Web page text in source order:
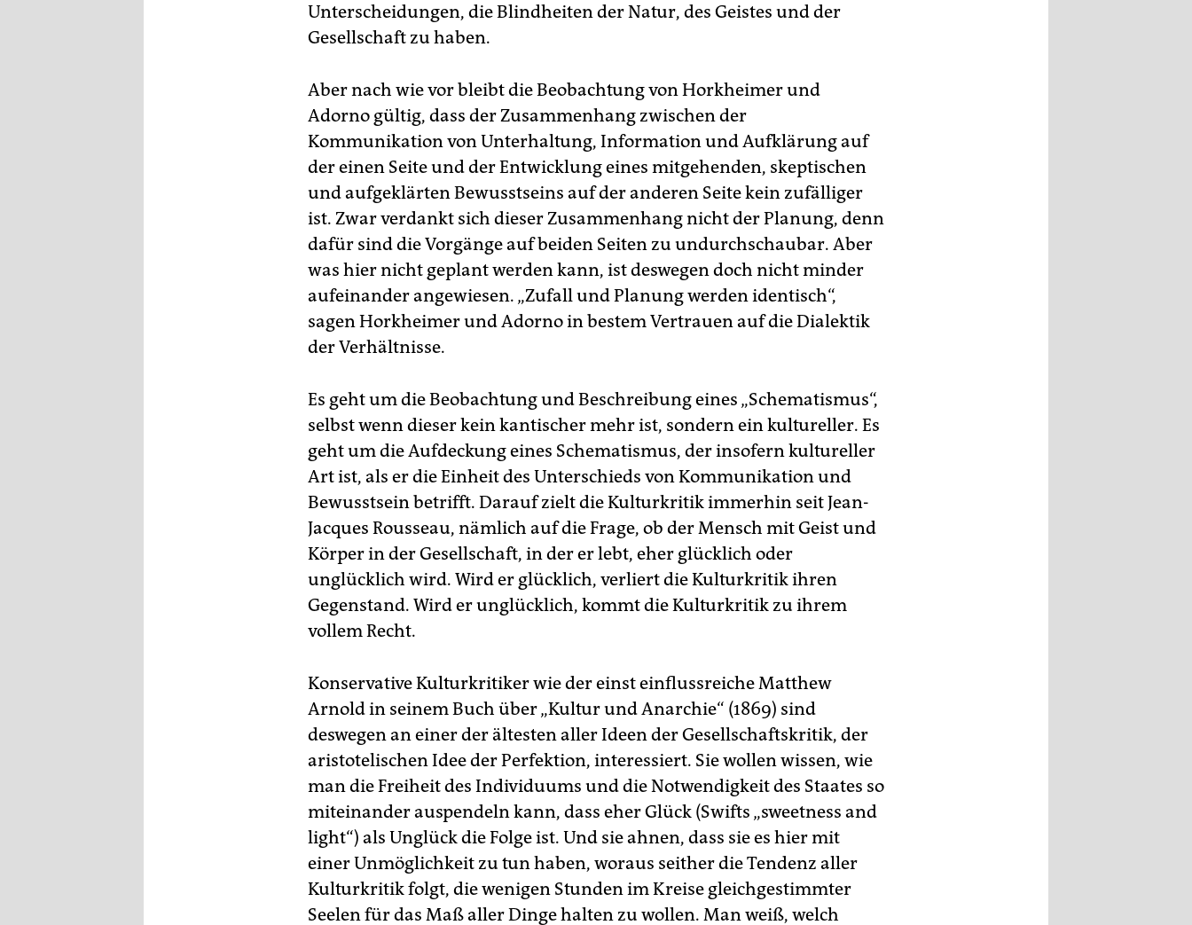
Unterscheidungen, die Blindheiten der Natur, des Geistes und der
Gesellschaft zu haben.
Aber nach wie vor bleibt die Beobachtung von Horkheimer und
Adorno gültig, dass der Zusammenhang zwischen der
Kommunikation von Unterhaltung, Information und Aufklärung auf
der einen Seite und der Entwicklung eines mitgehenden, skeptischen
und aufgeklärten Bewusstseins auf der anderen Seite kein zufälliger
ist. Zwar verdankt sich dieser Zusammenhang nicht der Planung, denn
dafür sind die Vorgänge auf beiden Seiten zu undurchschaubar. Aber
was hier nicht geplant werden kann, ist deswegen doch nicht minder
aufeinander angewiesen. „Zufall und Planung werden identisch“,
sagen Horkheimer und Adorno in bestem Vertrauen auf die Dialektik
der Verhältnisse.
Es geht um die Beobachtung und Beschreibung eines „Schematismus“,
selbst wenn dieser kein kantischer mehr ist, sondern ein kultureller. Es
geht um die Aufdeckung eines Schematismus, der insofern kultureller
Art ist, als er die Einheit des Unterschieds von Kommunikation und
Bewusstsein betrifft. Darauf zielt die Kulturkritik immerhin seit Jean-
Jacques Rousseau, nämlich auf die Frage, ob der Mensch mit Geist und
Körper in der Gesellschaft, in der er lebt, eher glücklich oder
unglücklich wird. Wird er glücklich, verliert die Kulturkritik ihren
Gegenstand. Wird er unglücklich, kommt die Kulturkritik zu ihrem
vollem Recht.
Konservative Kulturkritiker wie der einst einflussreiche Matthew
Arnold in seinem Buch über „Kultur und Anarchie“ (1869) sind
deswegen an einer der ältesten aller Ideen der Gesellschaftskritik, der
aristotelischen Idee der Perfektion, interessiert. Sie wollen wissen, wie
man die Freiheit des Individuums und die Notwendigkeit des Staates so
miteinander auspendeln kann, dass eher Glück (Swifts „sweetness and
light“) als Unglück die Folge ist. Und sie ahnen, dass sie es hier mit
einer Unmöglichkeit zu tun haben, woraus seither die Tendenz aller
Kulturkritik folgt, die wenigen Stunden im Kreise gleichgestimmter
Seelen für das Maß aller Dinge halten zu wollen. Man weiß, welch